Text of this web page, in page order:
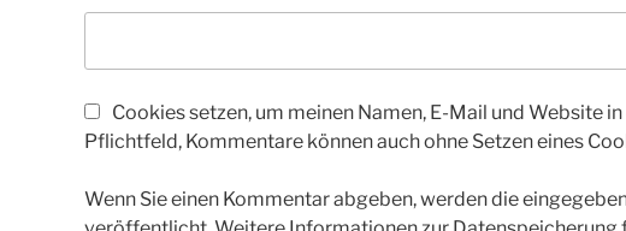
Cookies setzen, um meinen Namen, E-Mail und Website
Pflichtfeld, Kommentare können auch ohne Setzen eines
Wenn Sie einen Kommentar abgeben, werden die